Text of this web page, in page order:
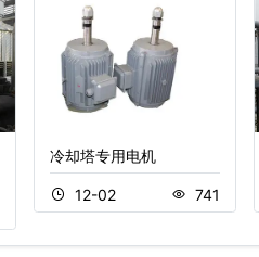
冷却塔专用电机
12-02 741